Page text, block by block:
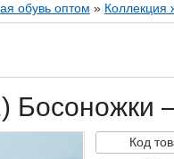
обувь оптом » Коллекция
Босоножки
Код